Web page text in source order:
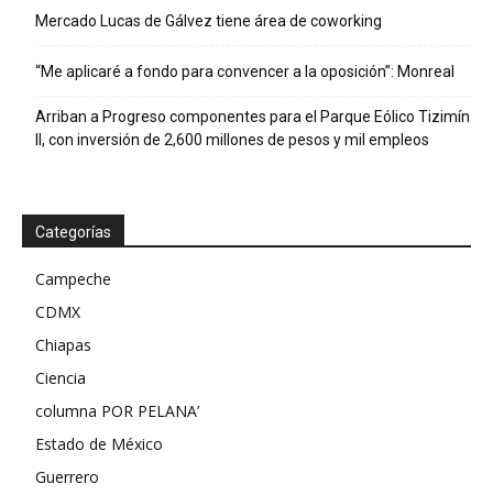
Mercado Lucas de Gálvez tiene área de coworking
“Me aplicaré a fondo para convencer a la oposición”: Monreal
Arriban a Progreso componentes para el Parque Eólico Tizimín
II, con inversión de 2,600 millones de pesos y mil empleos
Categorías
Campeche
CDMX
Chiapas
Ciencia
columna POR PELANA’
Estado de México
Guerrero